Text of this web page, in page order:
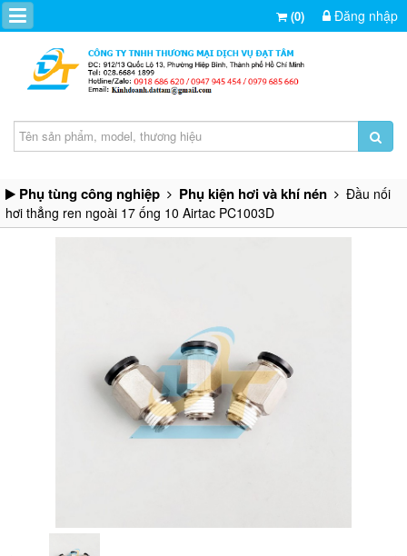
(0) Đăng nhập
Phụ tùng công nghiệp Phụ kiện hơi và khí nén
Đầu nối
hơi thẳng ren ngoài 17 ống 10 Airtac PC1003D